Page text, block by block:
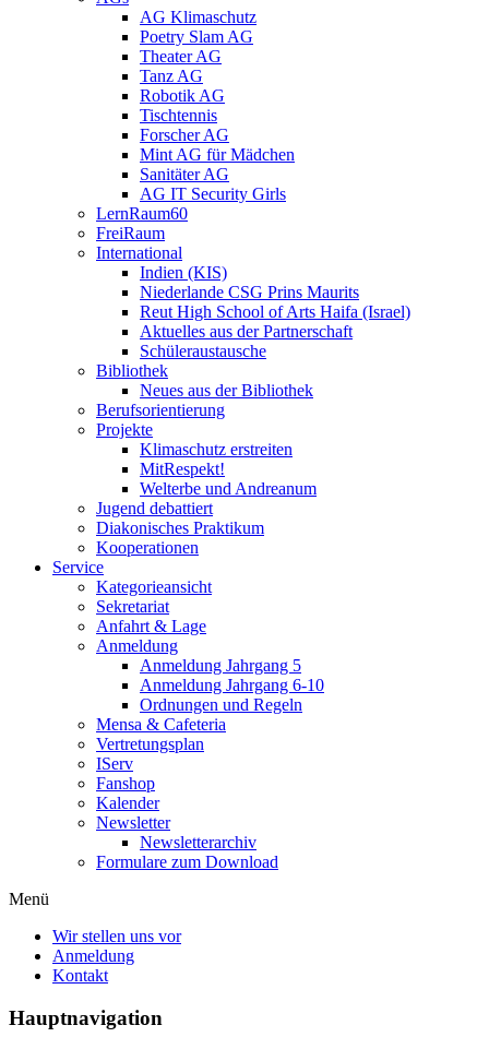
AG Klimaschutz
Poetry Slam AG
Theater AG
Tanz AG
Robotik AG
Tischtennis
Forscher AG
Mint AG für Mädchen
Sanitäter AG
AG IT Security Girls
LernRaum60
FreiRaum
International
Indien (KIS)
Niederlande CSG Prins Maurits
Reut High School of Arts Haifa (Israel)
Aktuelles aus der Partnerschaft
Schüleraustausche
Bibliothek
Neues aus der Bibliothek
Berufsorientierung
Projekte
Klimaschutz erstreiten
MitRespekt!
Welterbe und Andreanum
Jugend debattiert
Diakonisches Praktikum
Kooperationen
Service
Kategorieansicht
Sekretariat
Anfahrt & Lage
Anmeldung
Anmeldung Jahrgang 5
Anmeldung Jahrgang 6-10
Ordnungen und Regeln
Mensa & Cafeteria
Vertretungsplan
IServ
Fanshop
Kalender
Newsletter
Newsletterarchiv
Formulare zum Download
Menü
Wir stellen uns vor
Anmeldung
Kontakt
Hauptnavigation